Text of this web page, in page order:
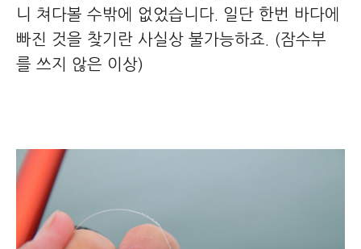
니 쳐다볼 수밖에 없었습니다. 일단 한번 바다에
빠진 것을 찾기란 사실상 불가능하죠. (잠수부
를 쓰지 않은 이상)